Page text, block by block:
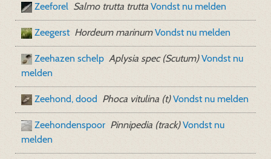
Zeeforel Salmo trutta trutta Vondst nu melden
Zeegerst Hordeum marinum Vondst nu melden
Zeehazen schelp Aplysia spec (Scutum) Vondst nu
melden
Zeehond, dood Phoca vitulina (t) Vondst nu melden
Zeehondenspoor Pinnipedia (track) Vondst nu
melden